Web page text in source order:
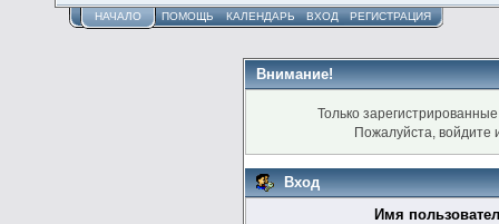
НАЧАЛО ПОМОЩЬ КАЛЕНДАРЬ ВХОД РЕГИСТРАЦИЯ
Внимание!
Только
Пожалуйста, войдите
Вход
Имя